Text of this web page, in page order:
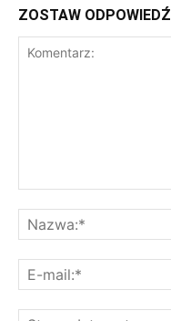
ZOSTAW ODPOWIEDŹ